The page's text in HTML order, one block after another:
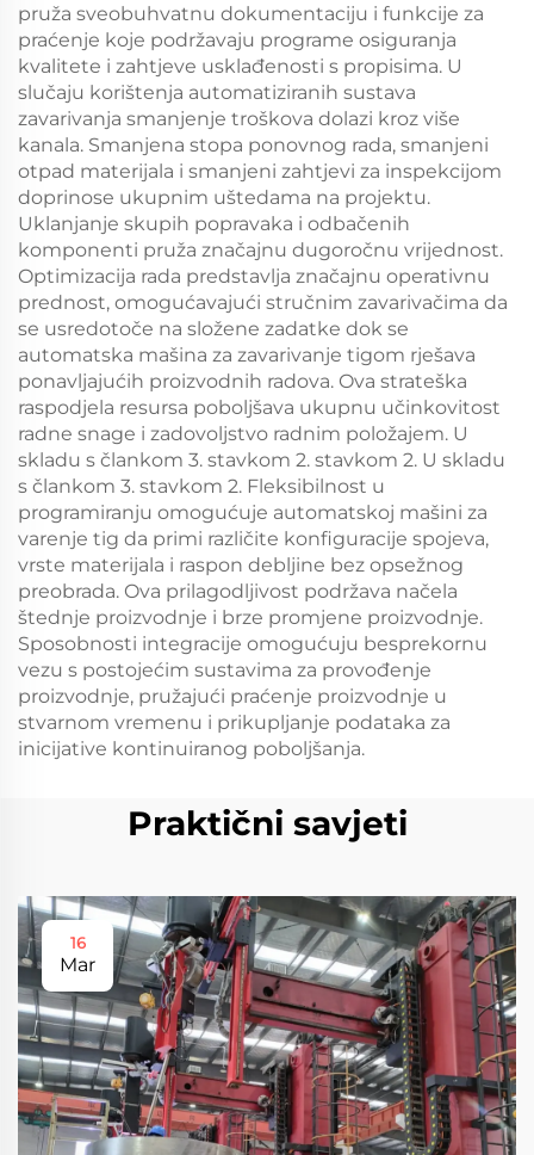
pruža sveobuhvatnu dokumentaciju i funkcije za
praćenje koje podržavaju programe osiguranja
kvalitete i zahtjeve usklađenosti s propisima. U
slučaju korištenja automatiziranih sustava
zavarivanja smanjenje troškova dolazi kroz više
kanala. Smanjena stopa ponovnog rada, smanjeni
otpad materijala i smanjeni zahtjevi za inspekcijom
doprinose ukupnim uštedama na projektu.
Uklanjanje skupih popravaka i odbačenih
komponenti pruža značajnu dugoročnu vrijednost.
Optimizacija rada predstavlja značajnu operativnu
prednost, omogućavajući stručnim zavarivačima da
se usredotoče na složene zadatke dok se
automatska mašina za zavarivanje tigom rješava
ponavljajućih proizvodnih radova. Ova strateška
raspodjela resursa poboljšava ukupnu učinkovitost
radne snage i zadovoljstvo radnim položajem. U
skladu s člankom 3. stavkom 2. stavkom 2. U skladu
s člankom 3. stavkom 2. Fleksibilnost u
programiranju omogućuje automatskoj mašini za
varenje tig da primi različite konfiguracije spojeva,
vrste materijala i raspon debljine bez opsežnog
preobrada. Ova prilagodljivost podržava načela
štednje proizvodnje i brze promjene proizvodnje.
Sposobnosti integracije omogućuju besprekornu
vezu s postojećim sustavima za provođenje
proizvodnje, pružajući praćenje proizvodnje u
stvarnom vremenu i prikupljanje podataka za
inicijative kontinuiranog poboljšanja.
Praktični savjeti
16
Mar